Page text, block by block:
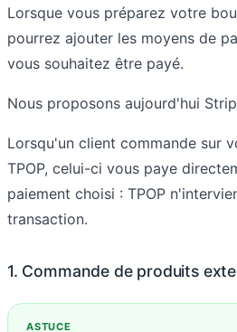
Lorsque vous préparez votre
pourrez ajouter les moyens de
vous souhaitez être payé.
Nous proposons aujourd'hui
Lorsqu'un client commande sur
TPOP, celui-ci vous paye
paiement choisi : TPOP
transaction.
1. Commande de produits